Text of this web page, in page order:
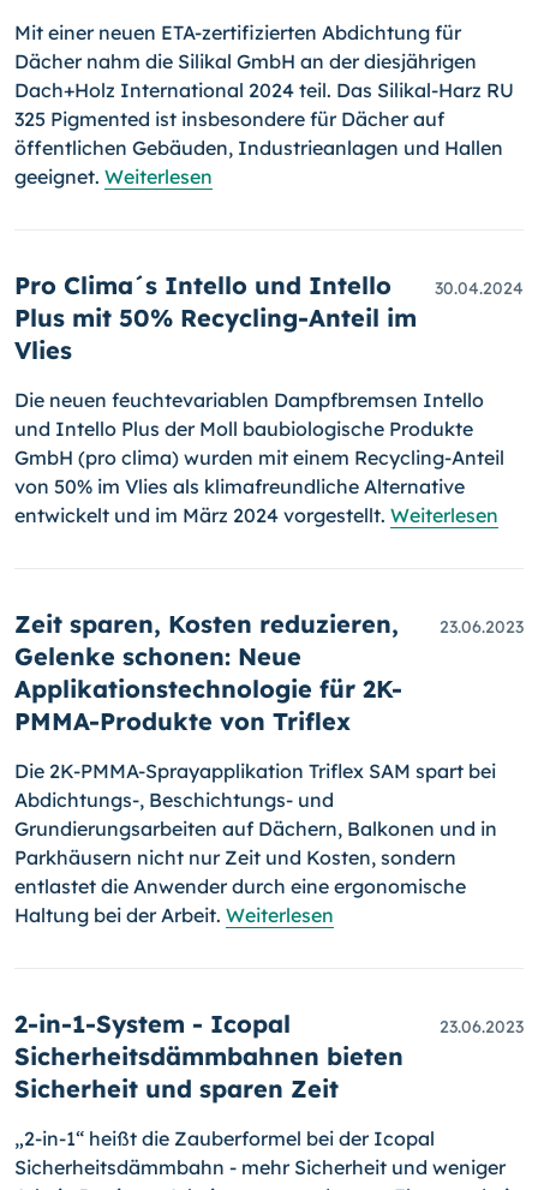
Mit einer neuen ETA-zertifizierten Abdichtung für
Dächer nahm die Silikal GmbH an der diesjährigen
Dach+Holz International 2024 teil. Das Silikal-Harz RU
325 Pigmented ist insbesondere für Dächer auf
öffentlichen Gebäuden, Industrieanlagen und Hallen
geeignet. Weiterlesen
Pro Clima´s Intello und Intello
Plus mit 50% Recycling-Anteil im
Vlies
30.04.2024
Die neuen feuchtevariablen Dampfbremsen Intello
und Intello Plus der Moll baubiologische Produkte
GmbH (pro clima) wurden mit einem Recycling-Anteil
von 50% im Vlies als klimafreundliche Alternative
entwickelt und im März 2024 vorgestellt. Weiterlesen
Zeit sparen, Kosten reduzieren,
Gelenke schonen: Neue
Applikationstechnologie für 2K-
PMMA-Produkte von Triflex
23.06.2023
Die 2K-PMMA-Sprayapplikation Triflex SAM spart bei
Abdichtungs-, Beschichtungs- und
Grundierungsarbeiten auf Dächern, Balkonen und in
Parkhäusern nicht nur Zeit und Kosten, sondern
entlastet die Anwender durch eine ergonomische
Haltung bei der Arbeit. Weiterlesen
2-in-1-System - Icopal
Sicherheitsdämmbahnen bieten
Sicherheit und sparen Zeit
23.06.2023
„2-in-1“ heißt die Zauberformel bei der Icopal
Sicherheitsdämmbahn - mehr Sicherheit und weniger